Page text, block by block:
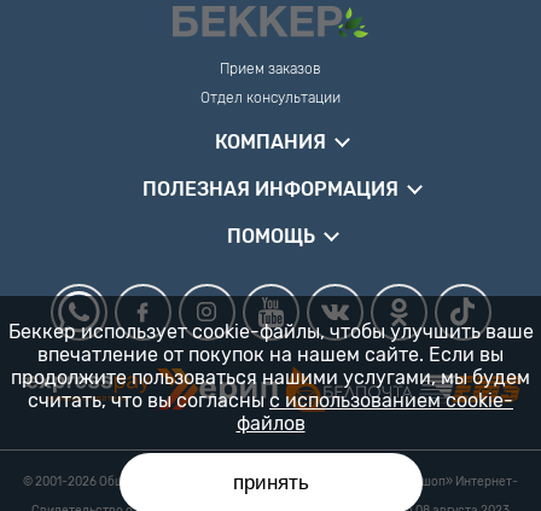
Прием заказов
Отдел консультации
КОМПАНИЯ
ПОЛЕЗНАЯ ИНФОРМАЦИЯ
ПОМОЩЬ
© 2001-2026 Общество с ограниченной ответственностью «Гарденшоп» Интернет-
магазин «БЕККЕР™» 24/7
Беккер использует cookie-файлы, чтобы улучшить ваше
впечатление от покупок на нашем сайте. Если вы
продолжите пользоваться нашими услугами, мы будем
считать, что вы согласны с использованием cookie-
файлов
принять